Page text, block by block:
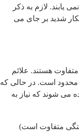
یابند. لازم به ذکر
شدید بر جای می
هستند. علائم
است. در حالی که
می شوند که نیاز به
متفاوت است)